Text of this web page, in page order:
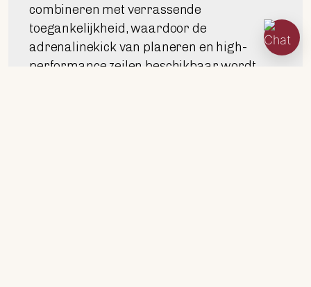
combineren met verrassende
toegankelijkheid, waardoor de
adrenalinekick van planeren en high-
performance zeilen beschikbaar wordt